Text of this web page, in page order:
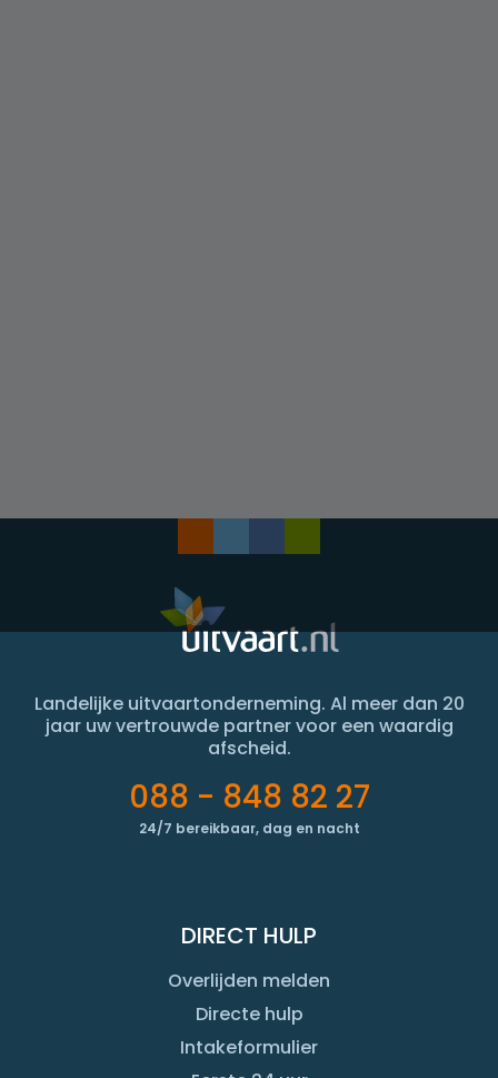
Landelijke uitvaartonderneming. Al meer dan 20
jaar uw vertrouwde partner voor een waardig
afscheid.
088 - 848 82 27
24/7 bereikbaar, dag en nacht
DIRECT HULP
Overlijden melden
Directe hulp
Intakeformulier